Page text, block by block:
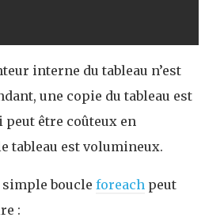
interne du tableau n’est
une copie du tableau est
peut être coûteux en
tableau est volumineux.
simple boucle foreach peut
: